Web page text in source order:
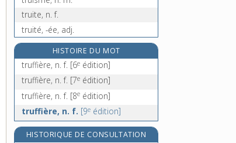
truite, n. f.
truité, -ée, adj.
truitelle, n. f.
trullisation, n. f.[7eédition]
trullo, n. m.
trumeau, n. m.
HISTOIRE DU MOT
truffière, n. f. [6e édition]
truffière, n. f. [7e édition]
truffière, n. f. [8e édition]
truffière, n. f. [9e édition]
HISTORIQUE DE CONSULTATION